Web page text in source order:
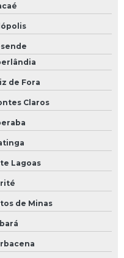
de Fora
Claros
Lagoas
de Minas